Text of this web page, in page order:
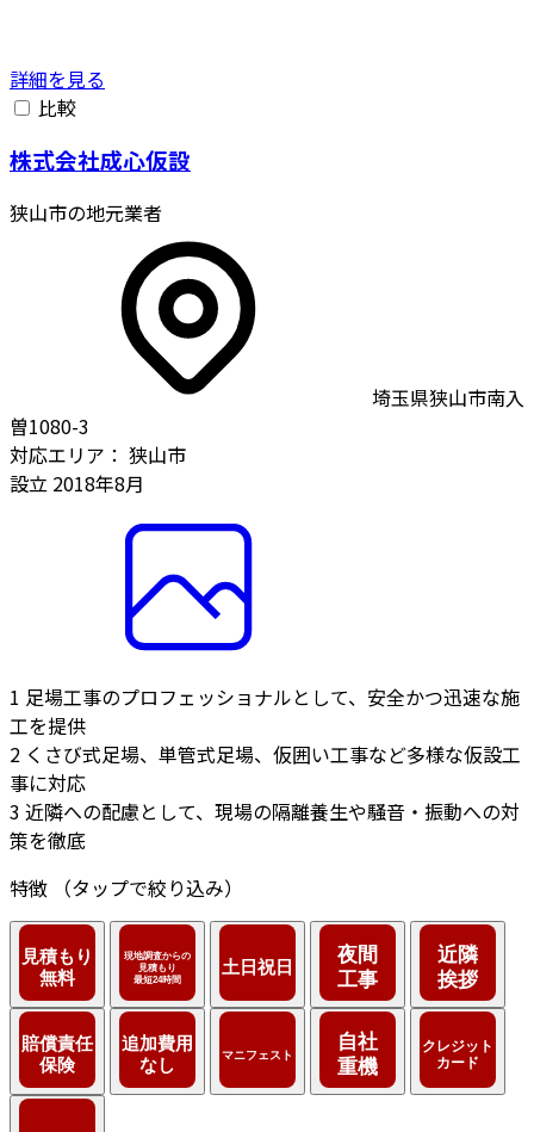
詳細を見る
比較
株式会社成心仮設
狭山市の地元業者
埼玉県狭山市南入
曽1080-3
対応エリア： 狭山市
設立 2018年8月
1 足場工事のプロフェッショナルとして、安全かつ迅速な施
工を提供
2 くさび式足場、単管式足場、仮囲い工事など多様な仮設工
事に対応
3 近隣への配慮として、現場の隔離養生や騒音・振動への対
策を徹底
特徴
（タップで絞り込み）